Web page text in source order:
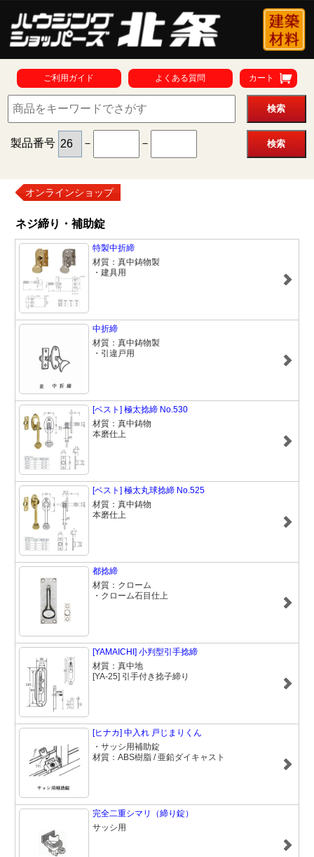
ご利用ガイド よくある質問 カート
製品番号 － －
オンラインショップ
ネジ締り・補助錠
特製中折締
材質：真中鋳物製
・建具用
中折締
材質：真中鋳物製
・引違戸用
[ベスト] 極太捻締 No.530
材質：真中鋳物
本磨仕上
[ベスト] 極太丸球捻締 No.525
材質：真中鋳物
本磨仕上
都捻締
材質：クローム
・クローム石目仕上
[YAMAICHI] 小判型引手捻締
材質：真中地
[YA-25] 引手付き捻子締り
[ヒナカ] 中入れ 戸じまりくん
・サッシ用補助錠
材質：ABS樹脂 / 亜鉛ダイキャスト
完全二重シマリ（締り錠）
サッシ用